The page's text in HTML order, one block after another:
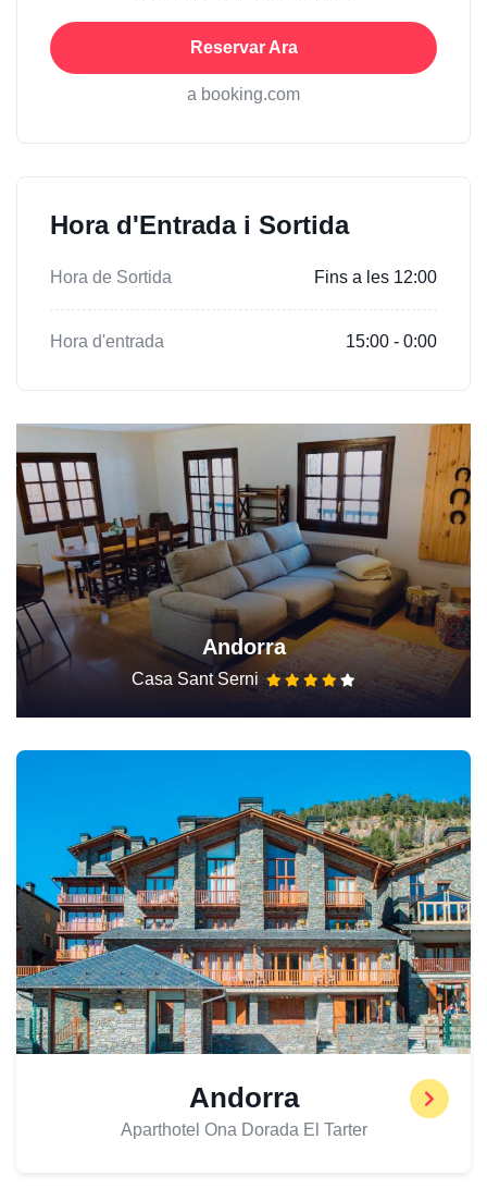
Reservar Ara
a booking.com
Hora d'Entrada i Sortida
Hora de Sortida Fins a les 12:00
Hora d'entrada 15:00 - 0:00
Andorra
Casa Sant Serni
Andorra
Aparthotel Ona Dorada El Tarter